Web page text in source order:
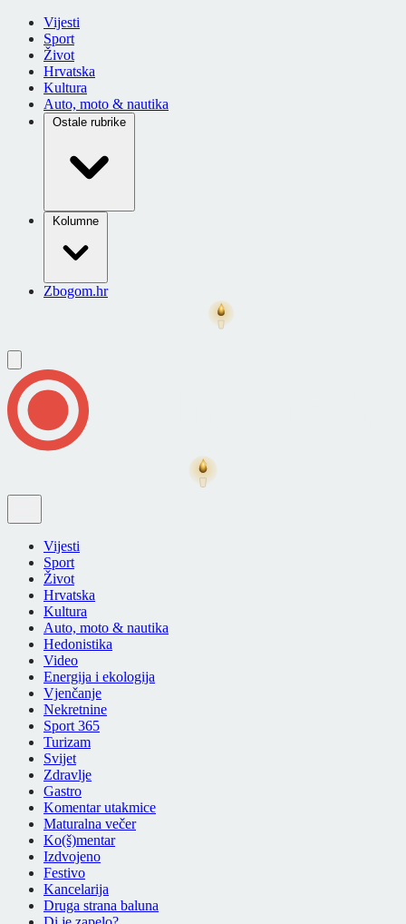
Vijesti
Sport
Život
Hrvatska
Kultura
Auto, moto & nautika
Ostale rubrike
Kolumne
Zbogom.hr
Vijesti
Sport
Život
Hrvatska
Kultura
Auto, moto & nautika
Hedonistika
Video
Energija i ekologija
Vjenčanje
Nekretnine
Sport 365
Turizam
Svijet
Zdravlje
Gastro
Komentar utakmice
Maturalna večer
Ko(š)mentar
Izdvojeno
Festivo
Kancelarija
Druga strana baluna